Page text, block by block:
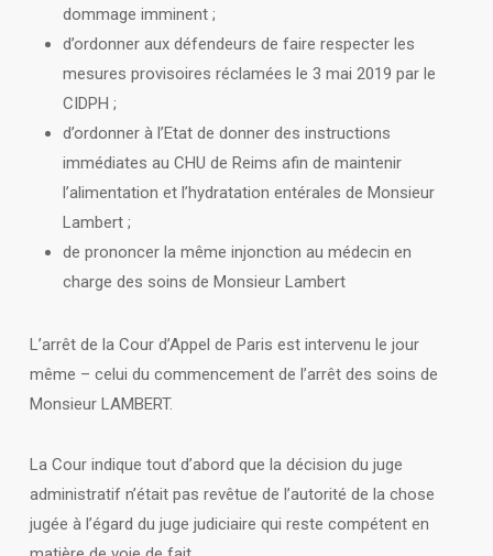
dommage imminent ;
d’ordonner aux défendeurs de faire respecter les
mesures provisoires réclamées le 3 mai 2019 par le
CIDPH ;
d’ordonner à l’Etat de donner des instructions
immédiates au CHU de Reims afin de maintenir
l’alimentation et l’hydratation entérales de Monsieur
Lambert ;
de prononcer la même injonction au médecin en
charge des soins de Monsieur Lambert
L’arrêt de la Cour d’Appel de Paris est intervenu le jour
même – celui du commencement de l’arrêt des soins de
Monsieur LAMBERT.
La Cour indique tout d’abord que la décision du juge
administratif n’était pas revêtue de l’autorité de la chose
jugée à l’égard du juge judiciaire qui reste compétent en